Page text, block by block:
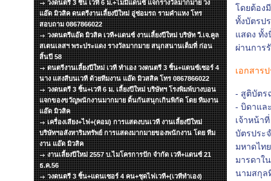
วงดนตรี 3 ชิ้น เวที 6 ม.+ไมมีแดนซ์ แจกรางวัลมากมาย วง
แอ๊ด มิวสิค ดนตรีงานเลี้ยงปีใหม่ อู่ซ่อมรถ รามคำแหง โทร
สอบถาม 0867866022
วงดนตรีแอ๊ด มิวสิค เวที+แดนซ์ งานเลี้ยงปีใหม่ บริษัท วี.เจ.คูล
สเตนเลสฯ พระประแดง รางวัลมากมาย สนุกสนานเต็มที่ ก่อน
สิ้นปี 58
ดนตรีงานเลี้ยงปีใหม่ เวที ทำเอง วงดนตรี 3 ชิ้น+แดนซ์เซอร์ 4
นาง แสงสีบนเวที ด้วยทีมงาน แอ๊ด มิวสสิค โทร 0867866022
วงดนตรี 3 ชิ้น+เวที 6 ม. เลี้ยงปีใหม่ บริษัทฯ โรงพิมพ์บางบอน
แจกของขวัญพนักงานมากมาย ดิ้นกันสนุกเกินพิกัด โดย ทีมงาน
แอ๊ด มิวสิค
เครื่องเสียง+ไฟ+(คอม) การแสดงบนเวที งานเลี้ยงปีใหม่
บริษัทฯอสังหาริมทรัพย์ การแสดงมากมายของพนักงาน โดย ทีม
งาน แอ๊ด มิวสิค
งานเลี้ยงปีใหม่ 2557 บ.ไมโครการปัก จำกัด เวที+แดนซ์ 21
ธ.ค.56
วงดนตรี 3 ชิ้น+แดนเซอร์ 4 คน+ชุดไฟเวที+(เวทีทำเอง)
โดยต้อง
ทั้งบัตรป
แสดง ทั้ง
ผ่านการ
เอกสาร
- สูติบัตร
- บิดาแล
เจ้าหน้าที่
บัตรประ
มหาดไท
มารดาใ
นามสกุล